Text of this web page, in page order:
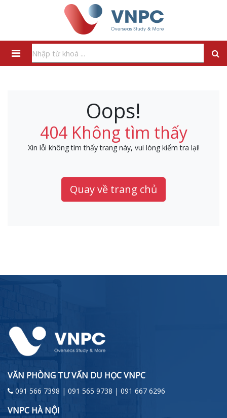
Oops!
404 Không tìm thấy
Xin lỗi không tìm thấy trang này, vui lòng kiểm tra lại!
Quay về trang chủ
VĂN PHÒNG TƯ VẤN DU HỌC VNPC
091 566 7398 | 091 565 9738 | 091 667 6296
VNPC HÀ NỘI